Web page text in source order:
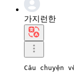
가지런한
Câu chuyện